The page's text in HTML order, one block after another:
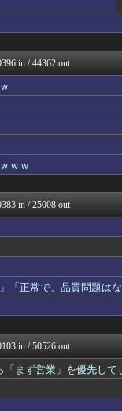
ュース反応まとめ
ン！
の反応】 パンドラの...
タ速報
えばForYou
験！アンビリバボー｜...
とめ速報 -修羅場・...
とめ速報 -修羅場・...
ト速報
鬼女-DQN返しまと...
鬼女様
in / 44362 out
ｗｗ
in / 25008 out
正常で、品質問題はな
in / 50526 out
まず営業」を優先して